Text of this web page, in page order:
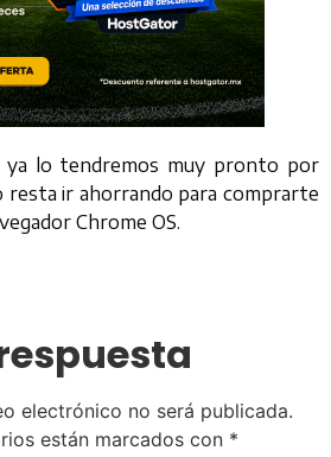
ya lo tendremos muy pronto por
resta ir ahorrando para comprarte
Chrome OS.
electrónico no será publicada.
están marcados con *